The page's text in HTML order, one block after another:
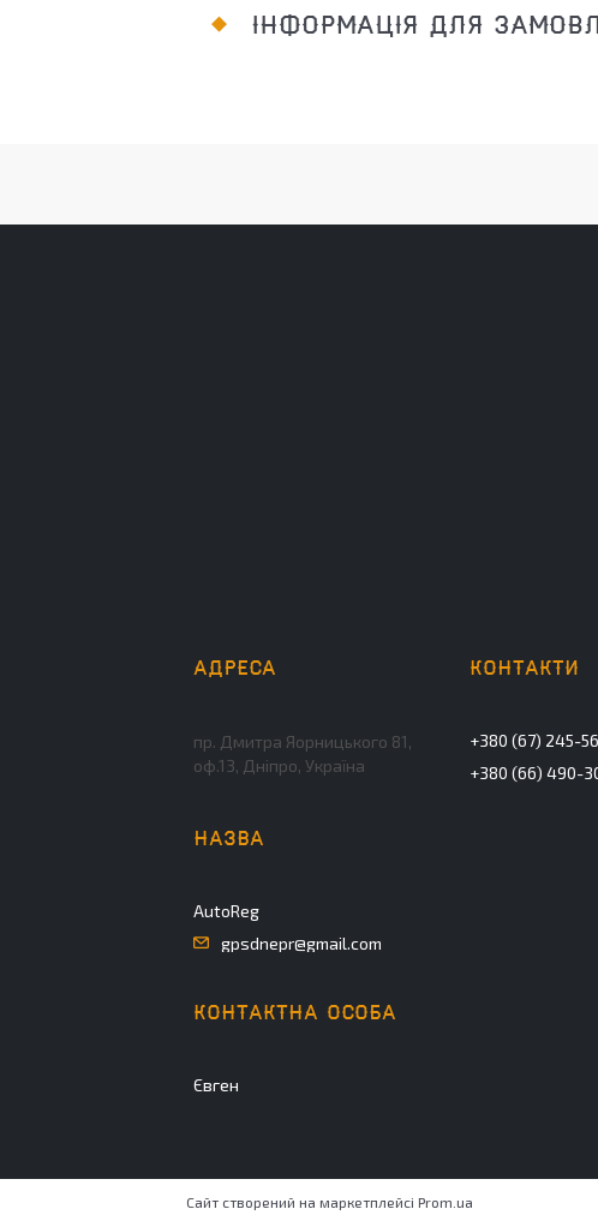
ІНФОРМАЦІЯ ДЛЯ
пр. Дмитра Яорницького 81,
оф.13, Дніпро, Україна
AutoReg
gpsdnepr@gmail.com
Євген
+380 (67) 245-
+380 (66) 490-
Сайт створений на маркетплейсі Prom.ua